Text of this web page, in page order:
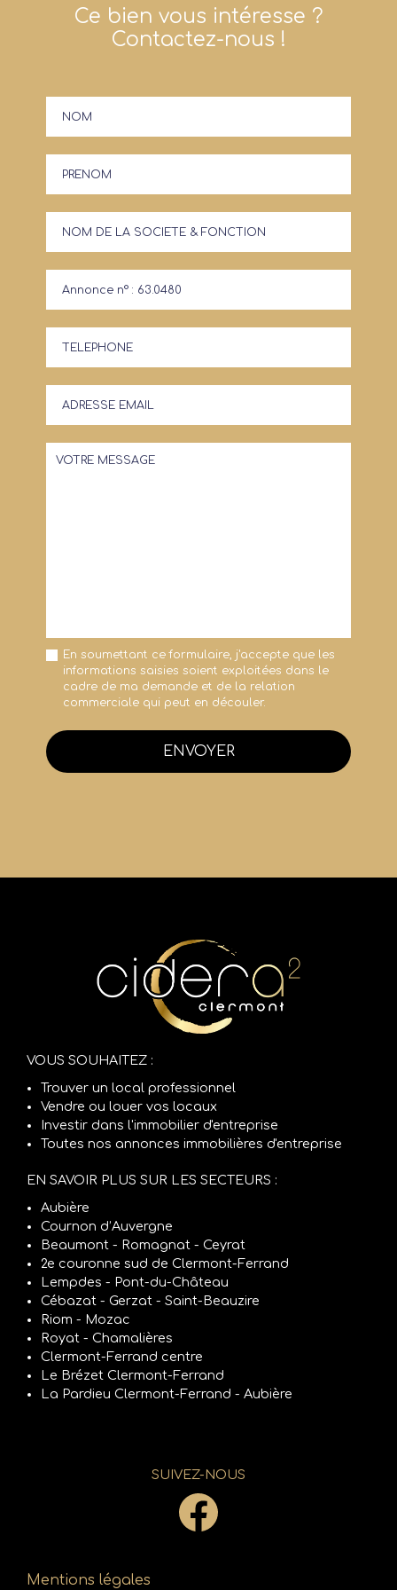
Ce bien vous intéresse ?
Contactez-nous !
En soumettant ce formulaire, j'accepte que les
informations saisies soient exploitées dans le
cadre de ma demande et de la relation
commerciale qui peut en découler.
ENVOYER
VOUS SOUHAITEZ :
Trouver un local professionnel
Vendre ou louer vos locaux
Investir dans l'immobilier d'entreprise
Toutes nos annonces immobilières d'entreprise
EN SAVOIR PLUS SUR LES SECTEURS :
Aubière
Cournon d’Auvergne
Beaumont - Romagnat - Ceyrat
2e couronne sud de Clermont-Ferrand
Lempdes - Pont-du-Château
Cébazat - Gerzat - Saint-Beauzire
Riom - Mozac
Royat - Chamalières
Clermont-Ferrand centre
Le Brézet Clermont-Ferrand
La Pardieu Clermont-Ferrand - Aubière
SUIVEZ-NOUS
Mentions légales